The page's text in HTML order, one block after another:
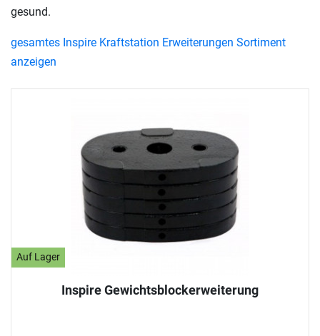
Auf Lager
Inspire Gewichtsblockerweiterung
gesund.
gesamtes Inspire Kraftstation Erweiterungen Sortiment
anzeigen